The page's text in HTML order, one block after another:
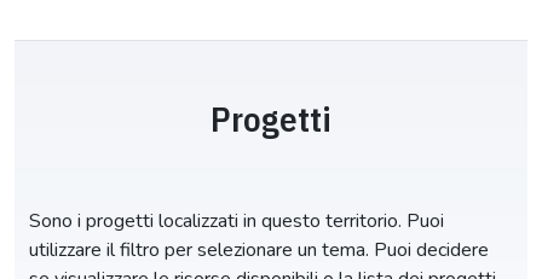
Progetti
Sono i progetti localizzati in questo territorio. Puoi
utilizzare il filtro per selezionare un tema. Puoi decidere